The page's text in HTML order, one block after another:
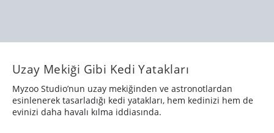
Uzay Mekiği Gibi Kedi Yatakları
Myzoo Studio’nun uzay mekiğinden ve astronotlardan
esinlenerek tasarladığı kedi yatakları, hem kedinizi hem de
evinizi daha havalı kılma iddiasında.